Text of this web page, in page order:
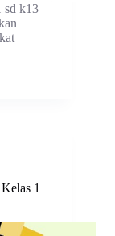
sd k13
1